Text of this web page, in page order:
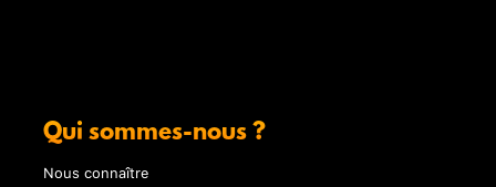
Qui sommes-nous ?
Nous connaître